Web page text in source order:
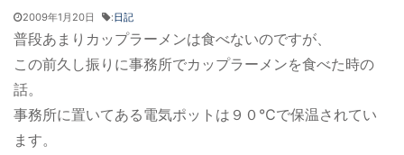
2009年1月20日 :日記
普段あまりカップラーメンは食べないのですが、
この前久し振りに事務所でカップラーメンを食べた時の
話。
事務所に置いてある電気ポットは９０℃で保温されてい
ます。